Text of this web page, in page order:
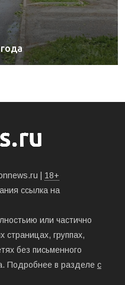
| 18+
ссылка на
или частично
страницах, группах,
без письменного
Подробнее в разделе с